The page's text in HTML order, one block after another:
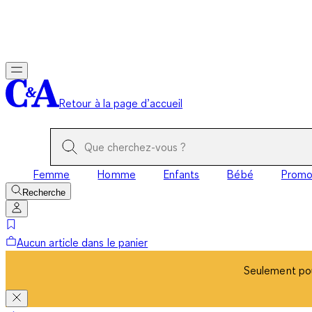
Retour à la page d’accueil
Femme Homme Enfants Bébé Promo
Recherche
Aucun article dans le panier
Seulement